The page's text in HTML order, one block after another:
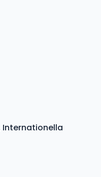
Internationella